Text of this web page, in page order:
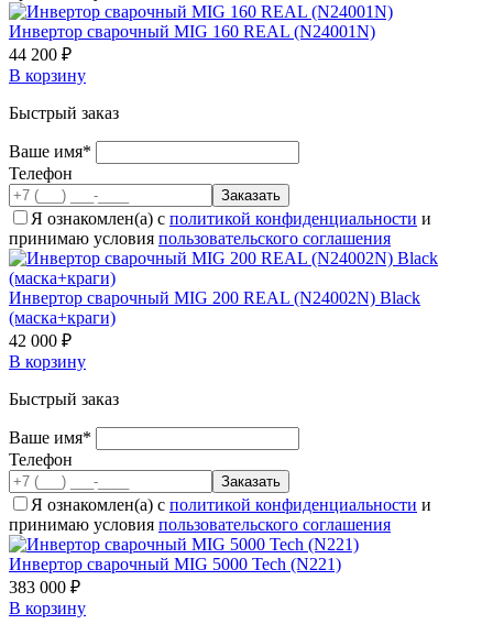
Инвертор сварочный MIG 160 REAL (N24001N)
44 200 ₽
В корзину
Быстрый заказ
Ваше имя*
Телефон
Я ознакомлен(а) с политикой конфиденциальности и
принимаю условия пользовательского соглашения
Инвертор сварочный MIG 200 REAL (N24002N) Black
(маска+краги)
42 000 ₽
В корзину
Быстрый заказ
Ваше имя*
Телефон
Я ознакомлен(а) с политикой конфиденциальности и
принимаю условия пользовательского соглашения
Инвертор сварочный MIG 5000 Tech (N221)
383 000 ₽
В корзину